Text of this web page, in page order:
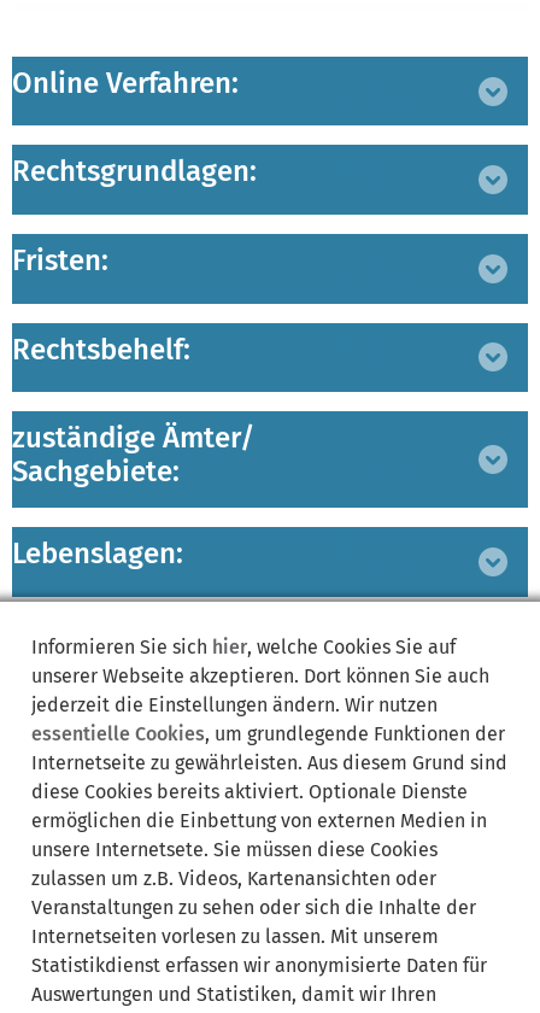
Online Verfahren:
Rechtsgrundlagen:
Fristen:
Rechtsbehelf:
zuständige Ämter/
Sachgebiete:
Lebenslagen:
Synonyme:
DatenerhebungEigenmittel
Entwicklungsausschuss
Entwicklungszusammenarbeit
Geberländer
Leistungen
Nichtregierungsorganisationen
ODA OECD
Private Leistungen
Spenden Statistik
Informieren Sie sich hier, welche Cookies Sie auf
unserer Webseite akzeptieren. Dort können Sie auch
jederzeit die Einstellungen ändern. Wir nutzen
essentielle Cookies, um grundlegende Funktionen der
Internetseite zu gewährleisten. Aus diesem Grund sind
diese Cookies bereits aktiviert. Optionale Dienste
ermöglichen die Einbettung von externen Medien in
unsere Internetsete. Sie müssen diese Cookies
zulassen um z.B. Videos, Kartenansichten oder
Veranstaltungen zu sehen oder sich die Inhalte der
Internetseiten vorlesen zu lassen. Mit unserem
Statistikdienst erfassen wir anonymisierte Daten für
Auswertungen und Statistiken, damit wir Ihren